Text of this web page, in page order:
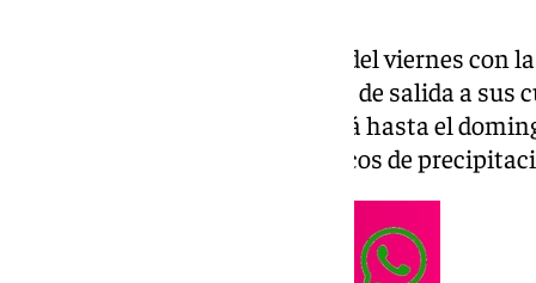
El evento se inaugura la noche del viernes con
competición dará el pistoletazo de salida a sus
sábado 9 de mayo y se extenderá hasta el
buena medida con los pronósticos de